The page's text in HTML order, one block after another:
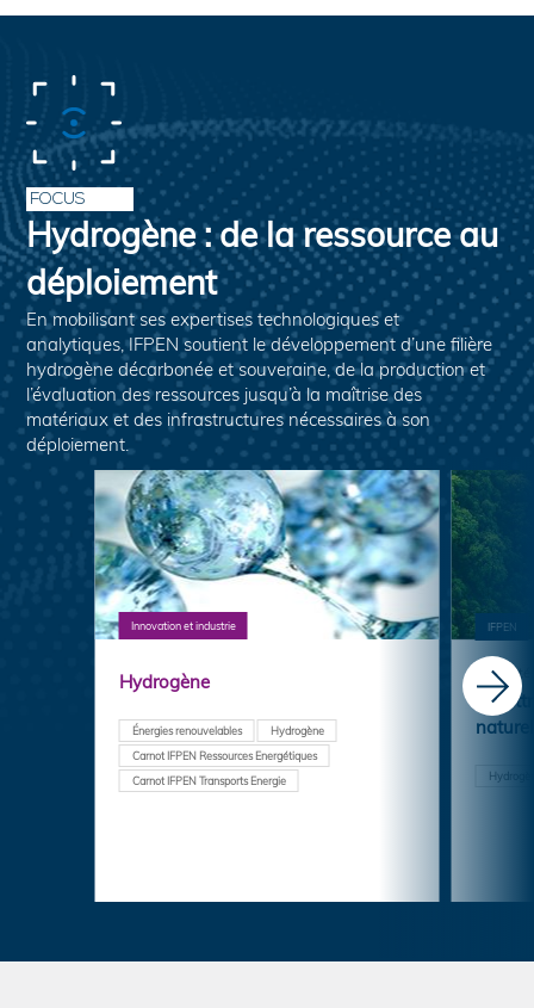
FOCUS
Hydrogène : de la ressource au
déploiement
En mobilisant ses expertises technologiques et
analytiques, IFPEN soutient le développement d’une filière
hydrogène décarbonée et souveraine, de la production et
l’évaluation des ressources jusqu’à la maîtrise des
matériaux et des infrastructures nécessaires à son
déploiement.
Innovation et industrie
Hydrogène
Énergies renouvelables
Hydrogène
Carnot IFPEN Ressources Energétiques
Carnot IFPEN Transports Energie
IFPEN
La